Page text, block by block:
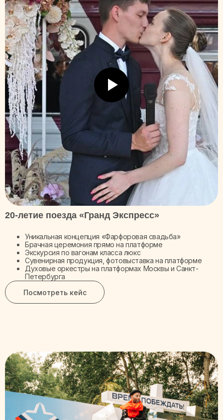
20-летие поезда «Гранд Экспресс»
Уникальная концепция «Фарфоровая свадьба»
Брачная церемония прямо на платформе
Экскурсия по вагонам класса люкс
Сувенирная продукция, фотовыставка на платформе
Духовые оркестры на платформах Москвы и Санкт-
Петербурга
Посмотреть кейс